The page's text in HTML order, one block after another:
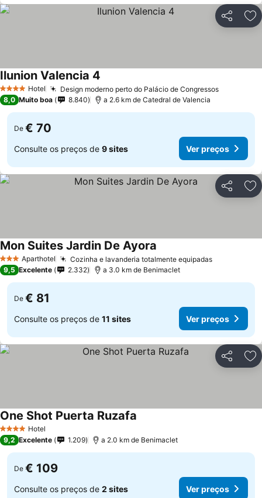
Partilhar
4 EstrelasHotel Design moderno perto do Palácio de Congressos
Ilunion Valencia 4
8,0 Muito boa 8.840 a 2.6 km de Catedral de Valencia
De € 70
Consulte os preços de 9 sites Ver preços
Partilhar
3 EstrelasAparthotel Cozinha e lavanderia totalmente equipadas
Mon Suites Jardin De Ayora
9,5 Excelente 2.332 a 3.0 km de Benimaclet
De € 81
Consulte os preços de 11 sites Ver preços
Partilhar
4 EstrelasHotel
One Shot Puerta Ruzafa
9,2 Excelente 1.209 a 2.0 km de Benimaclet
De € 109
Consulte os preços de 2 sites Ver preços